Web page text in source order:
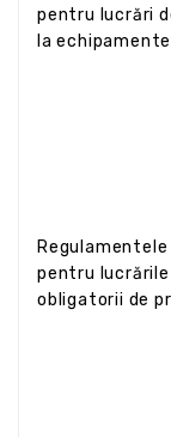
pentru lucrări
la
Regulamentele
pentru
obligatorii de